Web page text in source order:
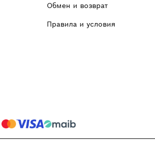
Обмен и возврат
Правила и условия